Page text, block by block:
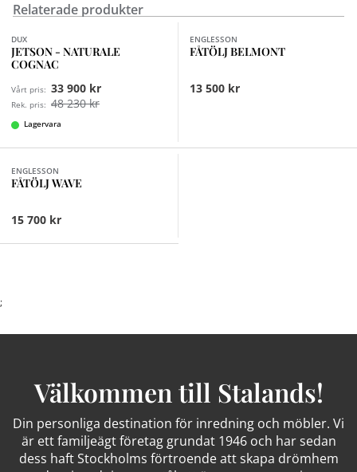
Relaterade produkter
DUX
JETSON - NATURALE
COGNAC
Vårt pris: 33 900 kr
Rek. pris: 48 230 kr
Lagervara
ENGLESSON
FÅTÖLJ BELMONT
13 500 kr
ENGLESSON
FÅTÖLJ WAVE
15 700 kr
;
Välkommen till Stalands!
Din personliga destination för inredning och möbler. Vi
är ett familjeägt företag grundat 1946 och har sedan
dess haft Stockholms förtroende att skapa drömhem